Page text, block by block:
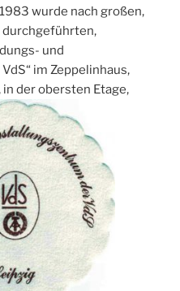
wurde nach großen,
durchgeführten,
und
im Zeppelinhaus,
der obersten Etage,